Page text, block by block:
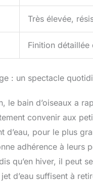
Très élevée,
Finition détaillée
: un spectacle
le bain d’oiseaux a
convenir aux
d’eau, pour le plus
adhérence à leurs
qu’en hiver, il peut
d’eau suffisent à